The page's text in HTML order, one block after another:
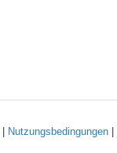
Nutzungsbedingungen